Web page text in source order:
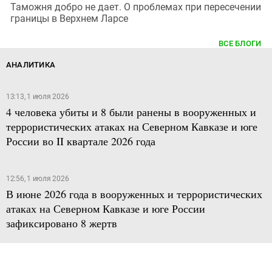
Таможня добро не дает. О проблемах при пересечении
границы в Верхнем Ларсе
ВСЕ БЛОГИ
АНАЛИТИКА
13:13, 1 июля 2026
4 человека убиты и 8 были ранены в вооруженных и
террористических атаках на Северном Кавказе и юге
России во II квартале 2026 года
12:56, 1 июля 2026
В июне 2026 года в вооруженных и террористических
атаках на Северном Кавказе и юге России
зафиксировано 8 жертв